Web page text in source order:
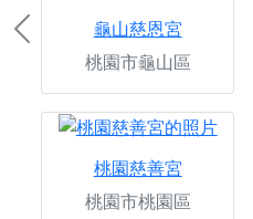
龜山慈恩宮
桃園市龜山區
桃園慈善宮
桃園市桃園區
Previous